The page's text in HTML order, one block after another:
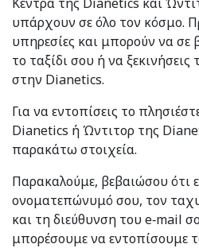
υπάρχουν σε όλο τον κόσμο.
υπηρεσίες και μπορούν να σε
το ταξίδι σου ή να ξεκινήσεις
στην Dianetics.
Για να εντοπίσεις το
Dianetics ή Ώντιτορ της
παρακάτω στοιχεία.
Παρακαλούμε, βεβαιώσου ότι
ονοματεπώνυμό σου, τον
και τη διεύθυνση του e‑mail
μπορέσουμε να εντοπίσουμε